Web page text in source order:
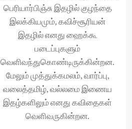
பெரியார்பிஞ்சு இதழில் குழந்தை
இலக்கியமும், கவிச்சூரியன்
இதழில் எனது ஹைக்கூ
படைப்புகளும்
வெளிவந்துகொண்டிருக்கின்றன.
மேலும் முத்துக்கமலம், வார்ப்பு,
வலைத்தமிழ், வல்லமை இணைய
இதழ்களிலும் எனது கவிதைகள்
வெளிவருகின்றன.